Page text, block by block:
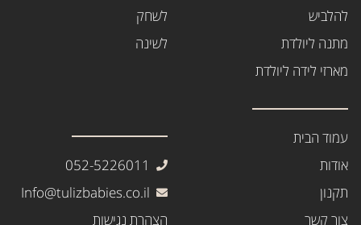
להלביש
מתנה ליולדת
מארזי לידה ליולדת
לשחק
לשינה
עמוד הבית
אודות
תקנון
צור קשר
052-5226011
Info@tulizbabies.co.il
הצהרת נגישות